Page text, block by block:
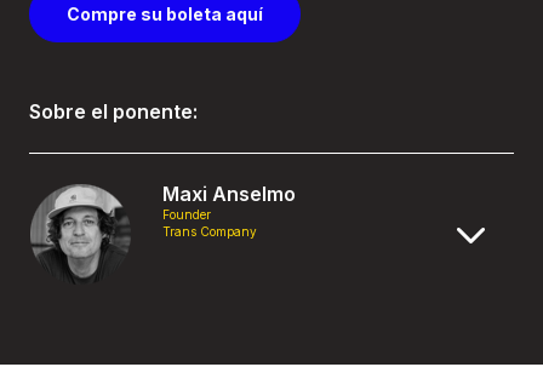
Compre su boleta aquí
Sobre el ponente:
Maxi Anselmo
Founder
Trans Company